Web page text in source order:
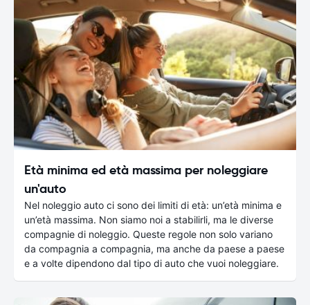
Età minima ed età massima per noleggiare
un'auto
Nel noleggio auto ci sono dei limiti di età: un’età minima e
un’età massima. Non siamo noi a stabilirli, ma le diverse
compagnie di noleggio. Queste regole non solo variano
da compagnia a compagnia, ma anche da paese a paese
e a volte dipendono dal tipo di auto che vuoi noleggiare.